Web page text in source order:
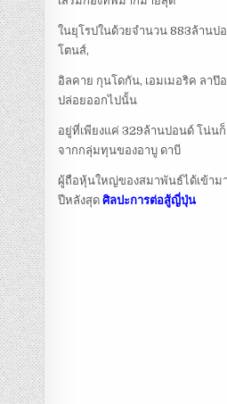
ในยุโรปในด้วยจำนวน 883ล้านป
โตนส์,
อิลคาย กุนโดกัน, เอมเมอริค ลา
ปล่อยออกไปนั้น
อยู่ที่เพียงแค่ 329ล้านปอนด์ โน่น
จากกลุ่มทุนของอาบู ดาบี
ผู้ถือหุ้นใหญ่ของสมาพันธ์ได้เข้าม
ปีหลังสุดศิลปะการต่อสู้ญี่ปุ่น